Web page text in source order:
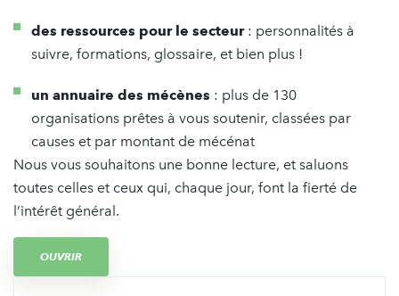
des ressources pour le secteur: personnalités à
suivre, formations, glossaire, et bien plus !
un annuaire des mécènes : plus de 130
organisations prêtes à vous soutenir, classées par
causes et par montant de mécénat
Nous vous souhaitons une bonne lecture, et saluons
toutes celles et ceux qui, chaque jour, font la fierté de
l’intérêt général.
OUVRIR